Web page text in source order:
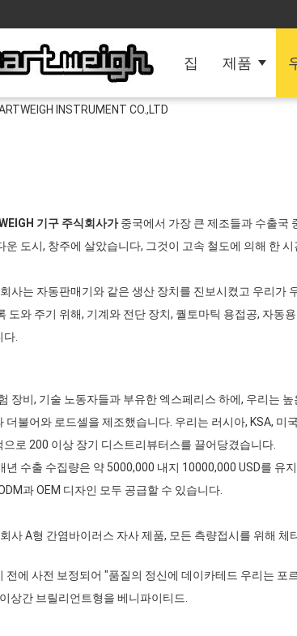
집 제품
INSTRUMENT CO.,LTD
기구 주식회사가중국에서 가장 큰 제조들과 수출국
운 도시, 창주에 살았습니다, 그것이 고속 철도에 의해 한
사는 자동판매기와 같은 생산 장치를 진보시켰고 우리가
도와 주기 위해, 기계와 전단 장치, 퀄토마틱 용접공, 자동
.
장비, 기술 노동자들과 부유한 엑스페리스 하에, 우리는
더불어와 로드셀을 제조했습니다. 우리는 러시아, KSA, 미
으로 200 이상 장기 디스트리뷰터스를 끌어당겼습니다.
년 수출 수집량은 약 5000,000 내지 10000,000 USD를 유
과 OEM 디자인 모두 공급할 수 있습니다.
사 A형 간염바이러스 자사 제품, 모든 측량접시를 위해
전에 사전 보정되어 "품질의 정신에 데이카테드 우리는
상간 브릴리언트형을 베니파이티드.